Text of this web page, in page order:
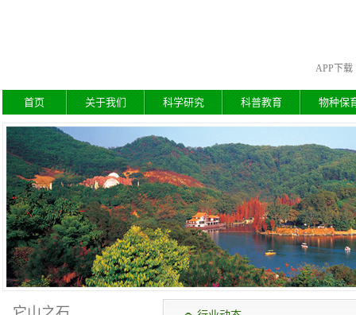
APP下载
首页 关于我们 科学研究 科普教育 物种保